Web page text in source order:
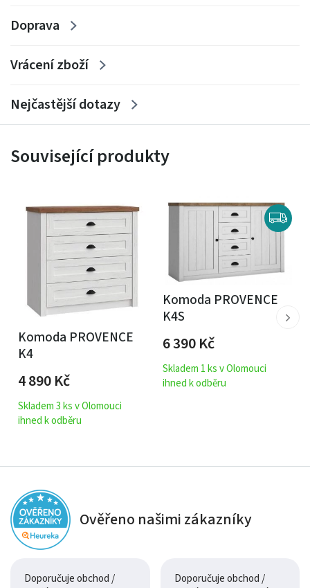
Doprava
Vrácení zboží
Nejčastější dotazy
Související produkty
Komoda PROVENCE
K4
4 890Kč
Skladem 3 ks v Olomouci
ihned k odběru
Komoda PROVENCE
K4S
6 390Kč
Skladem 1 ks v Olomouci
ihned k odběru
Ověřeno našimi zákazníky
Doporučuje obchod /
Doporučuje obchod /